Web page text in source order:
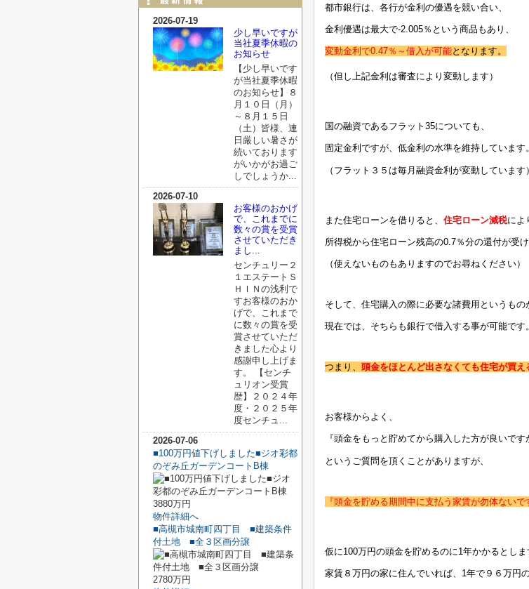
都市銀行は、各行が金利の優遇を競い合い、
金利優遇は最大で-2.005％という商品もあり、
変動金利で0.47％～借入が可能となります。
（但し上記金利は審査により変動します）
国の融資であるフラット35についても、
固定金利ですが、低金利の水準を維持しています。
（フラット３５は毎月融資金利が変動しています）
また住宅ローンを借りると、 住宅ローン減税によ
所得税から住宅ローン残高の0.7％分の還付が受
（使えないものもありますのでお尋ねください）
そして、住宅購入の際に必要な諸費用というもの
現在では、そちらも銀行で借入する事が可能です。
つまり、 頭金をほとんど出さなくても住宅が買え
お客様からよく、
『頭金をもっと貯めてから購入した方が良いです
というご質問を頂くことがありますが、
『頭金を貯める期間中に支払う家賃が勿体ないで
仮に100万円の頭金を貯めるのに1年かかるとしま
家賃８万円の家に住んでいれば、1年で９６万円
2026-07-19
少し早いですが
当社夏季休暇の
お知らせ
【少し早いです
が当社夏季休暇
のお知らせ】８
月１０日（月）
～８月１５日
（土）皆様、連
日厳しい暑さが
続いております
がいかがお過ご
しでしょうか...
2026-07-10
お客様のおかげ
で、これまでに
数々の賞を受賞
させていただき
まし...
センチュリー２
１エステートＳ
ＨＩＮの浅利で
すお客様のおか
げで、これまで
に数々の賞を受
賞させていただ
きました心より
感謝申し上げま
す。 【センチ
ュリオン受賞
歴】２０２４年
度・２０２５年
度センチュ...
2026-07-06
■100万円値下げしました■ジオ彩都
のぞみ丘ガーデンコートB棟
3880万円
物件詳細へ
■高槻市城南町四丁目 ■建築条件
付土地 ■全３区画分譲
2780万円